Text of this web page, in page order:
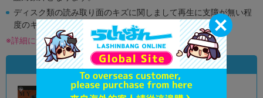
ディスク類の読み取り面のキズに関しまして再生に支障が無い程
度のキズがある場合がございます。
※詳細につきましてはコチラ
状態違いの同一商品
A